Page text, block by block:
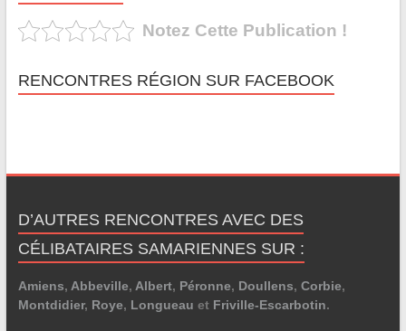
Notez Cette Publication !
RENCONTRES RÉGION SUR FACEBOOK
D’AUTRES RENCONTRES AVEC DES
CÉLIBATAIRES SAMARIENNES SUR :
Amiens, Abbeville, Albert, Péronne, Doullens, Corbie,
Montdidier, Roye, Longueau et Friville-Escarbotin.